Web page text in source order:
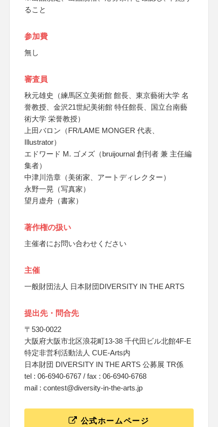
ること
参加費
無し
審査員
秋元雄史（練馬区立美術館 館長、東京藝術大学 名
誉教授、金沢21世紀美術館 特任館長、国立台南藝
術大学 栄誉教授）
上田バロン（FR/LAME MONGER 代表、
Illustrator）
エドワード M. ゴメズ（bruijournal 創刊者 兼 主任編
集者）
中津川浩章（美術家、アートディレクター）
永野一晃（写真家）
望月虚舟（書家）
著作権の扱い
主催者にお問い合わせください
主催
一般財団法人 日本財団DIVERSITY IN THE ARTS
提出先・問合先
〒530-0022
大阪府大阪市北区浪花町13-38 千代田ビル北館4F-E
特定非営利活動法人 CUE-Arts内
日本財団 DIVERSITY IN THE ARTS 公募展 TR係
tel : 06-6940-6767 / fax : 06-6940-6768
mail : contest@diversity-in-the-arts.jp
公式ホームページ